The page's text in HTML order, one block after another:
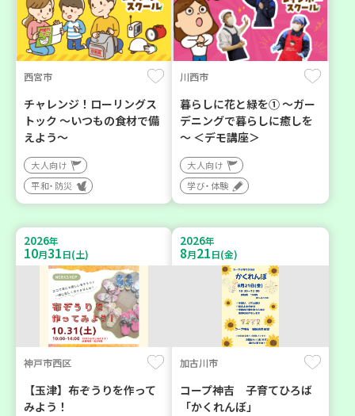
西宮市
チャレンジ！ローリングス
トック ～いつもの食材で備
えよう～
大人向け
平和・防災
川西市
暮らしに花と緑を① ～ガー
デニングで暮らしに癒しを
～ ＜デモ講座＞
大人向け
学び・体験
2026年
10月31日(土)
神戸市西区
【玉津】布ぞうりを作って
みよう！
2026年
8月21日(金)
加古川市
コープ神吉 子育てひろば
「かくれんぼ」